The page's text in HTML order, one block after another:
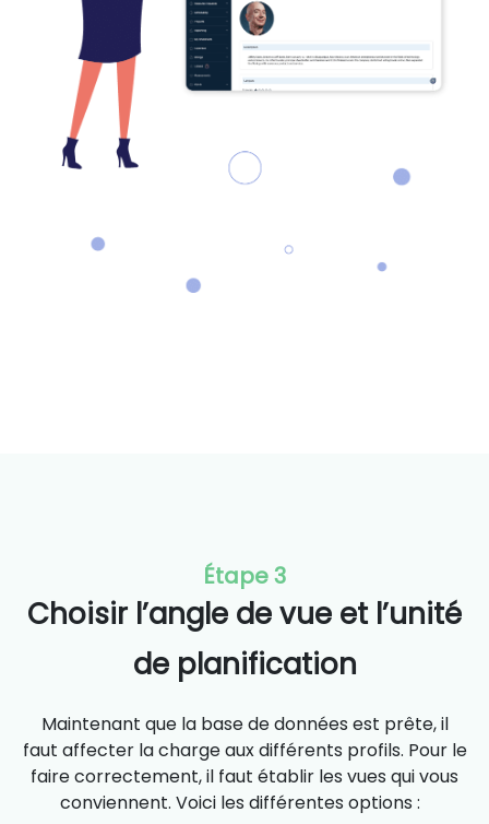
Étape 3
Choisir l’angle de vue et l’unité
de planification
Maintenant que la base de données est prête, il
faut affecter la charge aux différents profils. Pour le
faire correctement, il faut établir les vues qui vous
conviennent. Voici les différentes options :